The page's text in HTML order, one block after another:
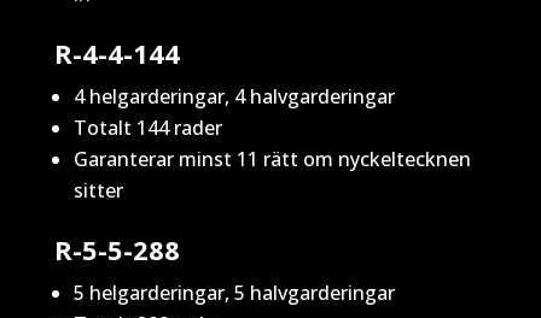
R-4-4-144
4 helgarderingar, 4 halvgarderingar
Totalt 144 rader
Garanterar minst 11 rätt om nyckeltecknen
sitter
R-5-5-288
5 helgarderingar, 5 halvgarderingar